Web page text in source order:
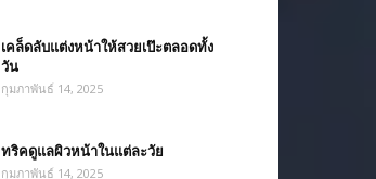
เคล็ดลับแต่งหน้าให้สวยเป๊ะตลอดทั้ง
วัน
กุมภาพันธ์ 14, 2025
ทริคดูแลผิวหน้าในแต่ละวัย
กุมภาพันธ์ 14, 2025